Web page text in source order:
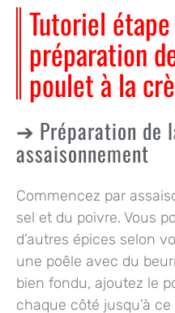
Tutoriel
préparation
poulet à la
Préparation de
assaisonnement
Commencez par
sel et du poivre. Vous
d’autres épices selon
une poêle avec du
bien fondu, ajoutez le
chaque côté jusqu’à